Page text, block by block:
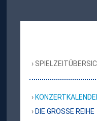
DIE GROSSE REIHE